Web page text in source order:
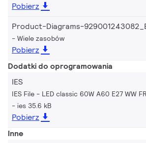
Pobierz
Product-Diagrams-
Wiele zasobów
Pobierz
Dodatki do oprogramowania
IES
IES File - LED classic 60W A60 E27 WW
ies 35.6 kB
Pobierz
Inne